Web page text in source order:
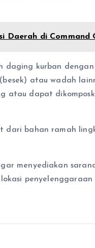
Daerah di Command
kurban
atau wadah
atau dapat
dari bahan ramah
menyediakan
penyelenggaraan